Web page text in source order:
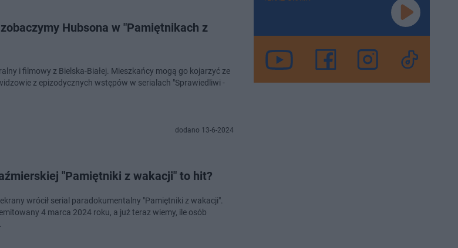
Hubsona w "Pamiętnikach z
i filmowy z Bielska-Białej. Mieszkańcy mogą go kojarzyć ze
z epizodycznych wstępów w serialach "Sprawiedliwi -
dodano 13-6-2024
"Pamiętniki z wakacji" to hit?
wrócił serial paradokumentalny "Pamiętniki z wakacji".
4 marca 2024 roku, a już teraz wiemy, ile osób